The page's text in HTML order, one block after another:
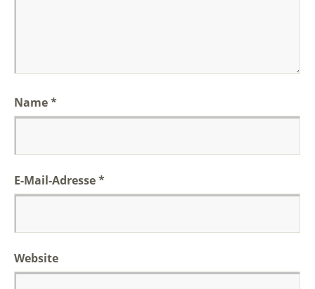
Name*
E-Mail-Adresse*
Website